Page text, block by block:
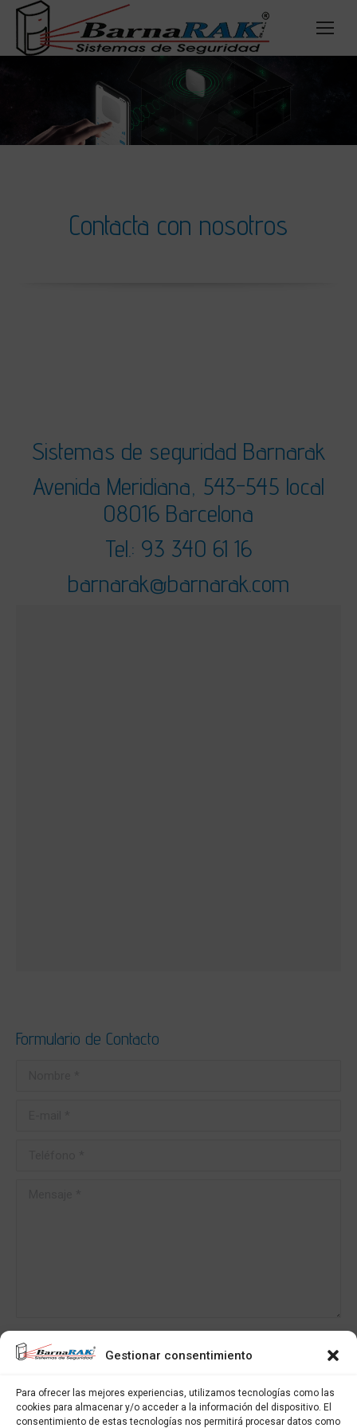
Gestionar consentimiento
Para ofrecer las mejores experiencias, utilizamos tecnologías como las
cookies para almacenar y/o acceder a la información del dispositivo. El
consentimiento de estas tecnologías nos permitirá procesar datos como
Contacta con nosotros
Sistemas de seguridad Barnarak
Avenida Meridiana, 543-545 local
08016 Barcelona
Tel.: 93 340 61 16
barnarak@barnarak.com
Formulario de Contacto
Al utilizar este formulario, usted acepta el almacenamiento de sus
Enviar